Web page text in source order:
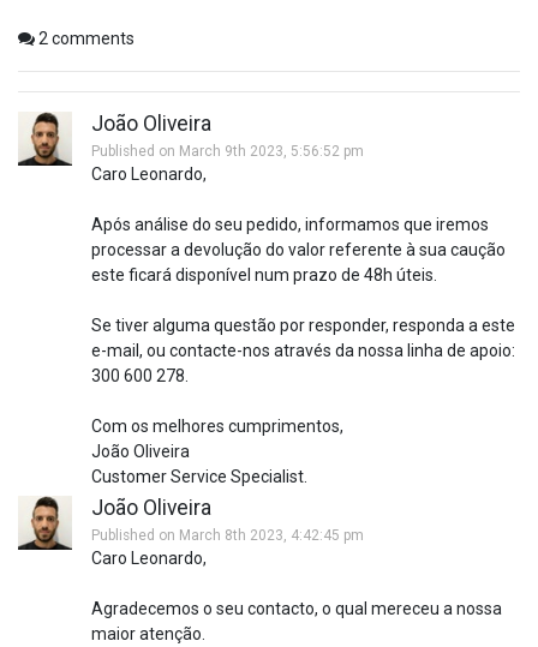
2 comments
João Oliveira
Published on March 9th 2023, 5:56:52 pm
Caro Leonardo,
Após análise do seu pedido, informamos que iremos
processar a devolução do valor referente à sua caução
este ficará disponível num prazo de 48h úteis.
Se tiver alguma questão por responder, responda a este
e-mail, ou contacte-nos através da nossa linha de apoio:
300 600 278.
Com os melhores cumprimentos,
João Oliveira
Customer Service Specialist.
João Oliveira
Published on March 8th 2023, 4:42:45 pm
Caro Leonardo,
Agradecemos o seu contacto, o qual mereceu a nossa
maior atenção.